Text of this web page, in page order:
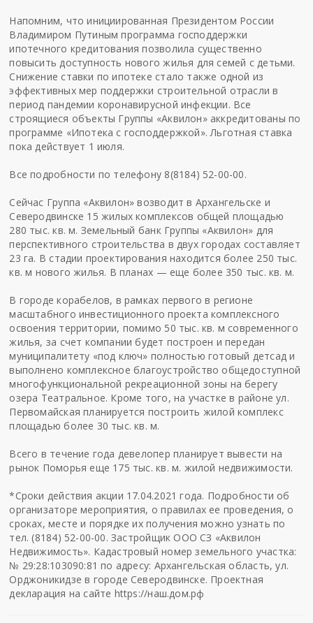
Напомним, что инициированная Президентом России
Владимиром Путиным программа господдержки
ипотечного кредитования позволила существенно
повысить доступность нового жилья для семей с детьми.
Снижение ставки по ипотеке стало также одной из
эффективных мер поддержки строительной отрасли в
период пандемии коронавирусной инфекции. Все
строящиеся объекты Группы «Аквилон» аккредитованы по
программе «Ипотека с господдержкой». Льготная ставка
пока действует 1 июля.
Все подробности по телефону 8(8184) 52-00-00.
Сейчас Группа «Аквилон» возводит в Архангельске и
Северодвинске 15 жилых комплексов общей площадью
280 тыс. кв. м. Земельный банк Группы «Аквилон» для
перспективного строительства в двух городах составляет
23 га. В стадии проектирования находится более 250 тыс.
кв. м нового жилья. В планах — еще более 350 тыс. кв. м.
В городе корабелов, в рамках первого в регионе
масштабного инвестиционного проекта комплексного
освоения территории, помимо 50 тыс. кв. м современного
жилья, за счет компании будет построен и передан
муниципалитету «под ключ» полностью готовый детсад и
выполнено комплексное благоустройство общедоступной
многофункциональной рекреационной зоны на берегу
озера Театральное. Кроме того, на участке в районе ул.
Первомайская планируется построить жилой комплекс
площадью более 30 тыс. кв. м.
Всего в течение года девелопер планирует вывести на
рынок Поморья еще 175 тыс. кв. м. жилой недвижимости.
*Сроки действия акции 17.04.2021 года. Подробности об
организаторе мероприятия, о правилах ее проведения, о
сроках, месте и порядке их получения можно узнать по
тел. (8184) 52-00-00. Застройщик ООО СЗ «Аквилон
Недвижимость». Кадастровый номер земельного участка:
№ 29:28:103090:81 по адресу: Архангельская область, ул.
Орджоникидзе в городе Северодвинске. Проектная
декларация на сайте https://наш.дом.рф